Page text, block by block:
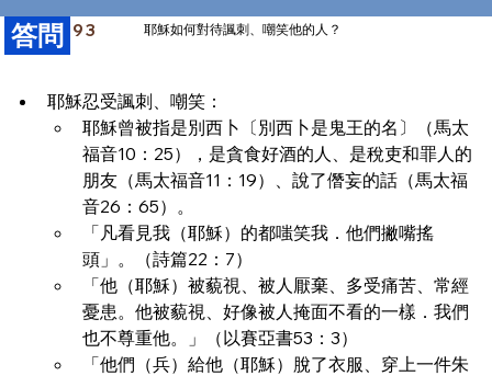
耶穌如何對待諷刺、嘲笑他的人？
93
​答問
耶穌忍受諷刺、嘲笑：
耶穌曾被指是別西卜〔別西卜是鬼王的名〕（馬太
福音10：25），是貪食好酒的人、是稅吏和罪人的
朋友（馬太福音11：19）、說了僭妄的話（馬太福
音26：65）。
「凡看見我（耶穌）的都嗤笑我．他們撇嘴搖
頭」。（詩篇22：7）
「他（耶穌）被藐視、被人厭棄、多受痛苦、常經
憂患。他被藐視、好像被人掩面不看的一樣．我們
也不尊重他。」（以賽亞書53：3）
「他們（兵）給他（耶穌）脫了衣服、穿上一件朱